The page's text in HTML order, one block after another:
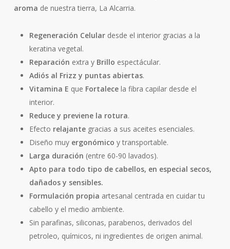
aroma de nuestra tierra, La Alcarria.
Regeneración Celular desde el interior gracias a la
keratina vegetal.
Reparación extra y Brillo espectácular.
Adiós al Frizz y puntas abiertas.
Vitamina E que Fortalecela fibra capilar desde el
interior.
Reduce y previene la rotura.
Efecto relajantegracias a sus aceites esenciales.
Diseño muy ergonómico y transportable.
Larga duración (entre 60-90 lavados).
Apto para todo tipo de cabellos, en especial secos,
dañados y sensibles.
Formulación propia artesanal centrada en cuidar tu
cabello y el medio ambiente.
Sin parafinas, siliconas, parabenos, derivados del
petroleo, químicos, ni ingredientes de origen animal.